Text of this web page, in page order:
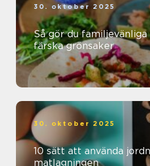
30. oktober 2025
Så gör du
färska grönsaker
30. oktober 2025
10 sätt att använda
matlagningen